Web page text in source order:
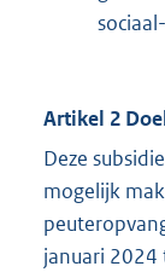
Artikel 2
Deze
mogelijk
januari